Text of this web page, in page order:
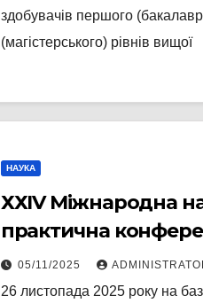
здобувачів першого
(магістерського) рівнів вищої
НАУКА
ХХІV Міжнародна
практична
“РОЗВИТОК
ЯК ФАКТОР
05/11/2025
26 листопада 2025 року на